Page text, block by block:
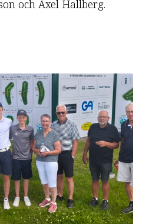
och Axel Hallberg.